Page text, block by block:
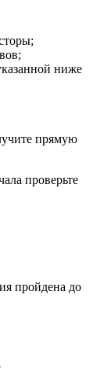
ниже
прямую
проверьте
пройдена до